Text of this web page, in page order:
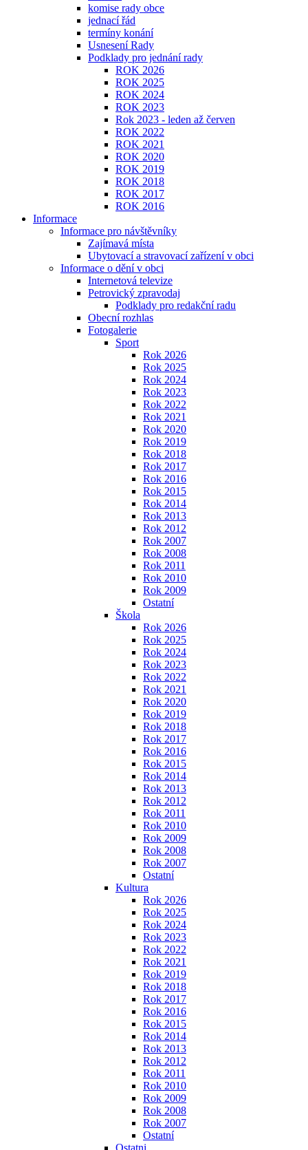
komise rady obce
jednací řád
termíny konání
Usnesení Rady
Podklady pro jednání rady
ROK 2026
ROK 2025
ROK 2024
ROK 2023
Rok 2023 - leden až červen
ROK 2022
ROK 2021
ROK 2020
ROK 2019
ROK 2018
ROK 2017
ROK 2016
Informace
Informace pro návštěvníky
Zajímavá místa
Ubytovací a stravovací zařízení v obci
Informace o dění v obci
Internetová televize
Petrovický zpravodaj
Podklady pro redakční radu
Obecní rozhlas
Fotogalerie
Sport
Rok 2026
Rok 2025
Rok 2024
Rok 2023
Rok 2022
Rok 2021
Rok 2020
Rok 2019
Rok 2018
Rok 2017
Rok 2016
Rok 2015
Rok 2014
Rok 2013
Rok 2012
Rok 2007
Rok 2008
Rok 2011
Rok 2010
Rok 2009
Ostatní
Škola
Rok 2026
Rok 2025
Rok 2024
Rok 2023
Rok 2022
Rok 2021
Rok 2020
Rok 2019
Rok 2018
Rok 2017
Rok 2016
Rok 2015
Rok 2014
Rok 2013
Rok 2012
Rok 2011
Rok 2010
Rok 2009
Rok 2008
Rok 2007
Ostatní
Kultura
Rok 2026
Rok 2025
Rok 2024
Rok 2023
Rok 2022
Rok 2021
Rok 2019
Rok 2018
Rok 2017
Rok 2016
Rok 2015
Rok 2014
Rok 2013
Rok 2012
Rok 2011
Rok 2010
Rok 2009
Rok 2008
Rok 2007
Ostatní
Ostatni